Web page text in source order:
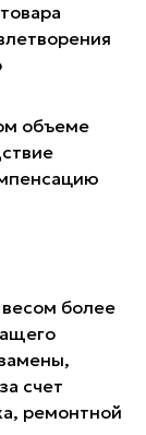
объеме
весом более
счет
ремонтной